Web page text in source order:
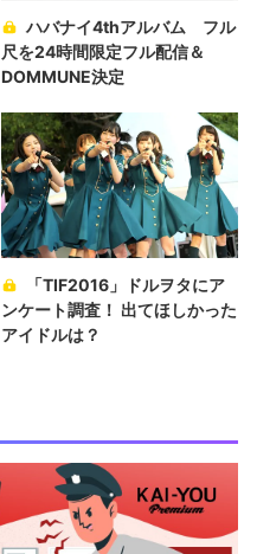
ハバナイ4thアルバム フル
尺を24時間限定フル配信＆
DOMMUNE決定
「TIF2016」ドルヲタにア
ンケート調査！ 出てほしかった
アイドルは？